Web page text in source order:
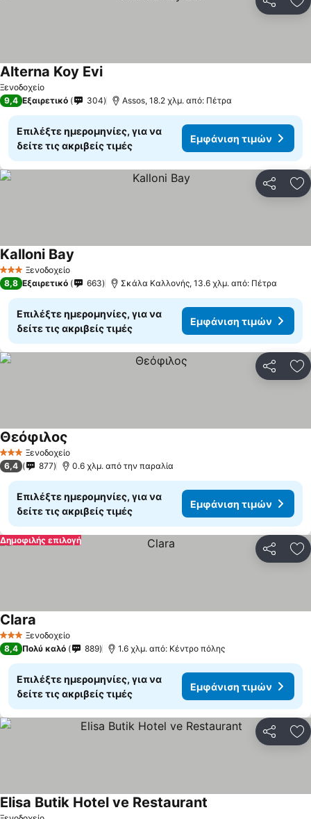
Ξενοδοχείο
Alterna Koy Evi
9,4 Εξαιρετικό 304 Assos, 18.2 χλμ. από: Πέτρα
Επιλέξτε ημερομηνίες, για να
δείτε τις ακριβείς τιμές
Εμφάνιση τιμών
3 ΑστέριαΞενοδοχείο
Kalloni Bay
8,8 Εξαιρετικό 663 Σκάλα Καλλονής, 13.6 χλμ. από: Πέτρα
Επιλέξτε ημερομηνίες, για να
δείτε τις ακριβείς τιμές
Εμφάνιση τιμών
3 ΑστέριαΞενοδοχείο
Θεόφιλος
6,4 877 0.6 χλμ. από την παραλία
Επιλέξτε ημερομηνίες, για να
δείτε τις ακριβείς τιμές
Εμφάνιση τιμών
Δημοφιλής επιλογή
3 ΑστέριαΞενοδοχείο
Clara
8,4 Πολύ καλό 889 1.6 χλμ. από: Κέντρο πόλης
Επιλέξτε ημερομηνίες, για να
δείτε τις ακριβείς τιμές
Εμφάνιση τιμών
Elisa Butik Hotel ve Restaurant